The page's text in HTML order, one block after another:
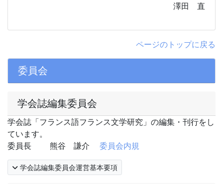
澤田 直
ページのトップに戻る
委員会
学会誌編集委員会
学会誌「フランス語フランス文学研究」の編集・刊行をし
ています。
委員長 熊谷 謙介 委員会内規
学会誌編集委員会運営基本要項